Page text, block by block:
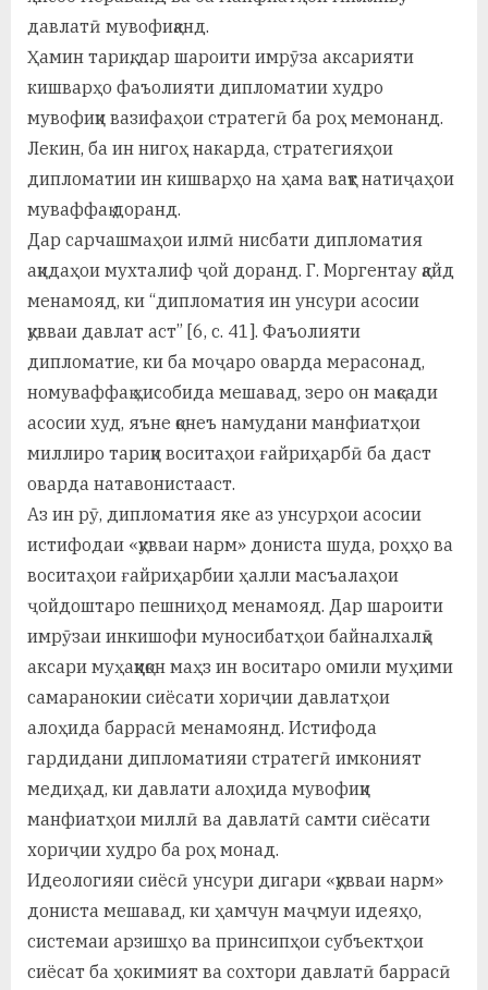
давлатӣ мувофиқанд.
Ҳамин тариқ, дар шароити имрӯза аксарияти
кишварҳо фаъолияти дипломатии худро
мувофиқи вазифаҳои стратегӣ ба роҳ мемонанд.
Лекин, ба ин нигоҳ накарда, стратегияҳои
дипломатии ин кишварҳо на ҳама вақт натиҷаҳои
муваффақ доранд.
Дар сарчашмаҳои илмӣ нисбати дипломатия
ақидаҳои мухталиф ҷой доранд. Г. Моргентау қайд
менамояд, ки “дипломатия ин унсури асосии
қувваи давлат аст” [6, с. 41]. Фаъолияти
дипломатие, ки ба моҷаро оварда мерасонад,
номуваффақ ҳисобида мешавад, зеро он мақсади
асосии худ, яъне қонеъ намудани манфиатҳои
миллиро тариқи воситаҳои ғайриҳарбӣ ба даст
оварда натавонистааст.
Аз ин рӯ, дипломатия яке аз унсурҳои асосии
истифодаи «қувваи нарм» дониста шуда, роҳҳо ва
воситаҳои ғайриҳарбии ҳалли масъалаҳои
ҷойдоштаро пешниҳод менамояд. Дар шароити
имрӯзаи инкишофи муносибатҳои байналхалқӣ
аксари муҳаққиқон маҳз ин воситаро омили муҳими
самаранокии сиёсати хориҷии давлатҳои
алоҳида баррасӣ менамоянд. Истифода
гардидани дипломатияи стратегӣ имконият
медиҳад, ки давлати алоҳида мувофиқи
манфиатҳои миллӣ ва давлатӣ самти сиёсати
хориҷии худро ба роҳ монад.
Идеологияи сиёсӣ унсури дигари «қувваи нарм»
дониста мешавад, ки ҳамчун маҷмуи идеяҳо,
системаи арзишҳо ва принсипҳои субъектҳои
сиёсат ба ҳокимият ва сохтори давлатӣ баррасӣ